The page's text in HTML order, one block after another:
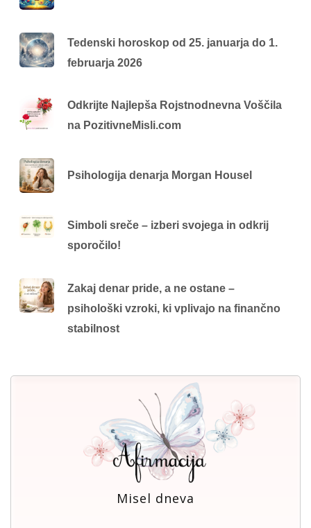
Tedenski horoskop od 25. januarja do 1.
februarja 2026
Odkrijte Najlepša Rojstnodnevna Voščila
na PozitivneMisli.com
Psihologija denarja Morgan Housel
Simboli sreče – izberi svojega in odkrij
sporočilo!
Zakaj denar pride, a ne ostane –
psihološki vzroki, ki vplivajo na finančno
stabilnost
Misel dneva